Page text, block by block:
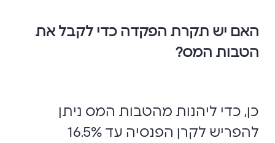
האם יש תקרת הפקדה כדי לקבל את
הטבות המס?
כן, כדי ליהנות מהטבות המס ניתן
להפריש לקרן הפנסיה עד 16.5%